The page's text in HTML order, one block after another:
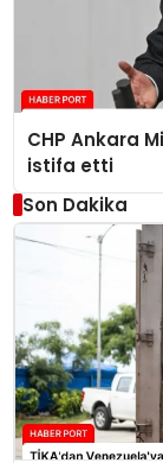
CHP Ankara
istifa etti
Son Dakika